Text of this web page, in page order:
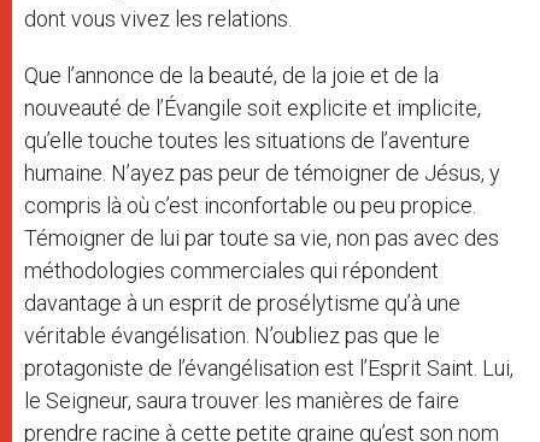
dont vous vivez les relations.
Que l’annonce de la beauté, de la joie et de la
nouveauté de l’Évangile soit explicite et implicite,
qu’elle touche toutes les situations de l’aventure
humaine. N’ayez pas peur de témoigner de Jésus, y
compris là où c’est inconfortable ou peu propice.
Témoigner de lui par toute sa vie, non pas avec des
méthodologies commerciales qui répondent
davantage à un esprit de prosélytisme qu’à une
véritable évangélisation. N’oubliez pas que le
protagoniste de l’évangélisation est l’Esprit Saint. Lui,
le Seigneur, saura trouver les manières de faire
prendre racine à cette petite graine qu’est son nom